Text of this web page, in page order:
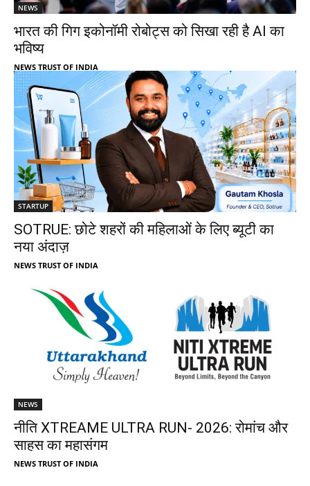
NEWS
भारत की गिग इकोनॉमी रोबोट्स को सिखा रही है AI का
भविष्य
NEWS TRUST OF INDIA
STARTUP
SOTRUE: छोटे शहरों की महिलाओं के लिए ब्यूटी का
नया अंदाज़
NEWS TRUST OF INDIA
NEWS
नीति XTREAME ULTRA RUN- 2026: रोमांच और
साहस का महासंगम
NEWS TRUST OF INDIA